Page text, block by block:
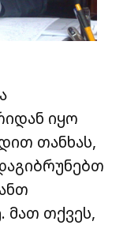
იყო
თანხას,
მათ თქვეს,